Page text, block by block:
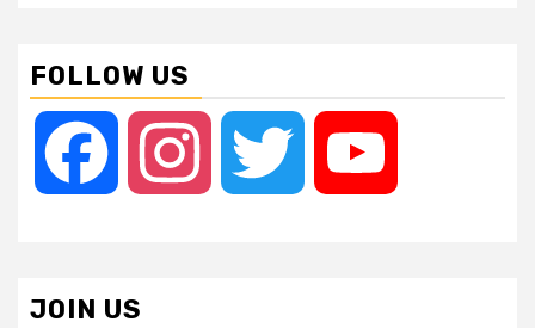
FOLLOW US
Facebook Instagram Twitter
JOIN US